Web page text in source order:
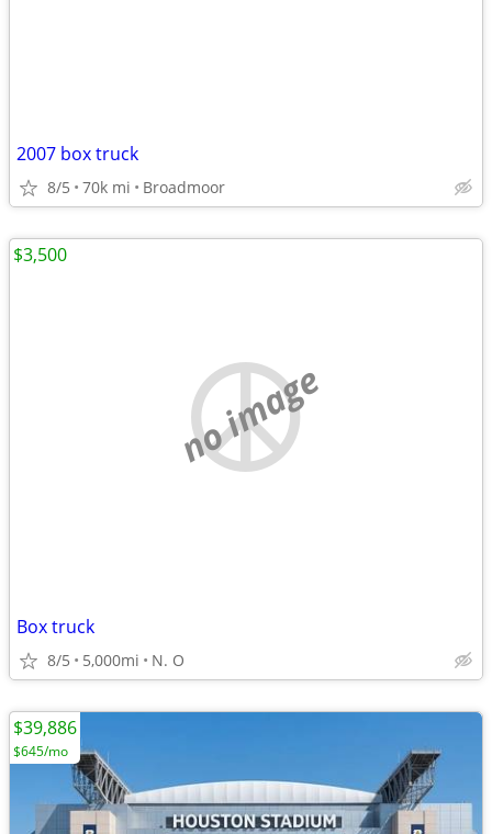
2007 box truck
8/5 70k mi Broadmoor
no image
Box truck
8/5 5,000mi N. O
$3,500
$39,886
$645/mo